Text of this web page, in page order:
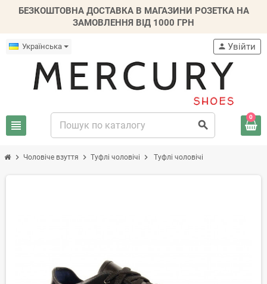
БЕЗКОШТОВНА ДОСТАВКА В МАГАЗИНИ РОЗЕТКА НА
ЗАМОВЛЕННЯ ВІД 1000 ГРН
Українська
view_headline search
person Увійти
0
chevron_right Чоловіче взуття chevron_right Туфлі чоловічі chevron_right Туфлі чоловічі